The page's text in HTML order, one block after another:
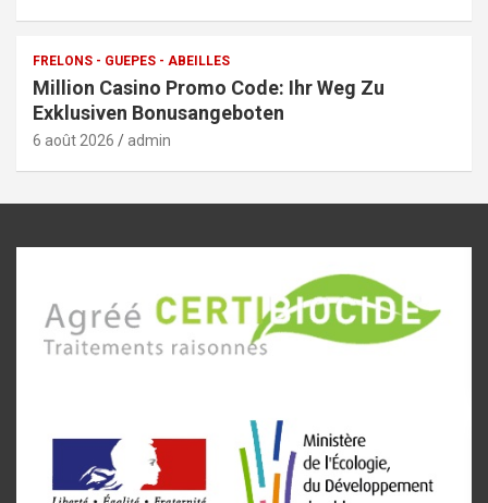
FRELONS - GUEPES - ABEILLES
Million Casino Promo Code: Ihr Weg Zu
Exklusiven Bonusangeboten
6 août 2026 admin